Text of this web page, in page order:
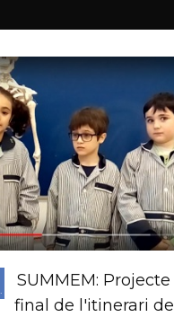
SUMMEM: Projecte
final de l'itinerari de